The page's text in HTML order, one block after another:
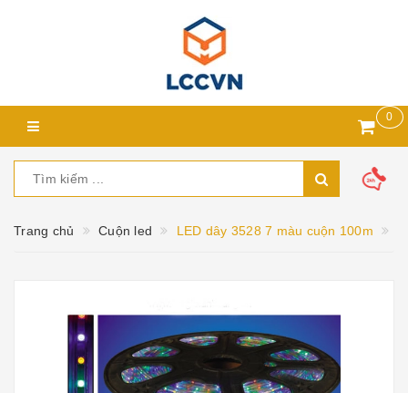
0
Trang chủ Cuộn led LED dây 3528 7 màu cuộn 100m